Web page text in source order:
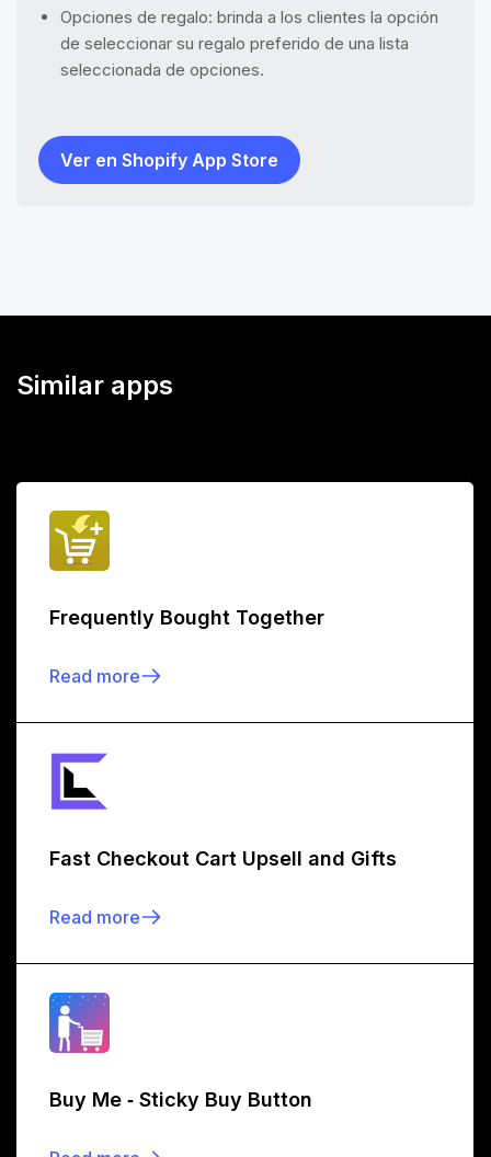
Opciones de regalo: brinda a los clientes la opción
de seleccionar su regalo preferido de una lista
seleccionada de opciones.
Ver en Shopify App Store
Similar apps
Frequently Bought Together
Read more
Fast Checkout Cart Upsell and Gifts
Read more
Buy Me ‑ Sticky Buy Button